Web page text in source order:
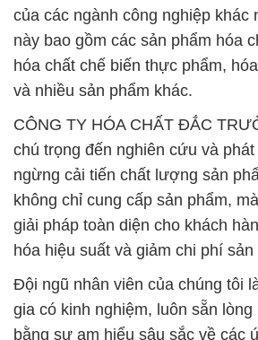
của các ngành công nghiệp khác
này bao gồm các sản phẩm hóa
hóa chất chế biến thực phẩm,
và nhiều sản phẩm khác.
CÔNG TY HÓA CHẤT ĐẮC
chú trọng đến nghiên cứu và
ngừng cải tiến chất lượng sản
không chỉ cung cấp sản phẩm,
giải pháp toàn diện cho khách
hóa hiệu suất và giảm chi phí sản
Đội ngũ nhân viên của chúng tôi
gia có kinh nghiệm, luôn sẵn
bằng sự am hiểu sâu sắc về các